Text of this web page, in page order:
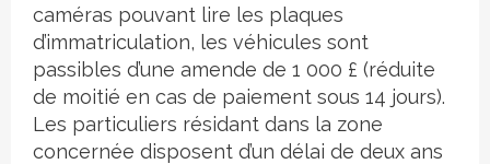
caméras pouvant lire les plaques
d’immatriculation, les véhicules sont
passibles d’une amende de 1 000 £ (réduite
de moitié en cas de paiement sous 14 jours).
Les particuliers résidant dans la zone
concernée disposent d’un délai de deux ans